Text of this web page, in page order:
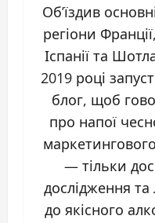
Об’їздив
регіони Франції,
Іспанії та
2019 році
блог, щоб
про напої
— тільки
дослідження
до якісного